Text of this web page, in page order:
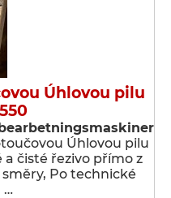
Úhlovou pilu
Úhlovou pilu
a čisté řezivo přímo z
Po technické
…